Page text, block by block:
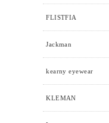
FLISTFIA
Jackman
kearny eyewear
KLEMAN